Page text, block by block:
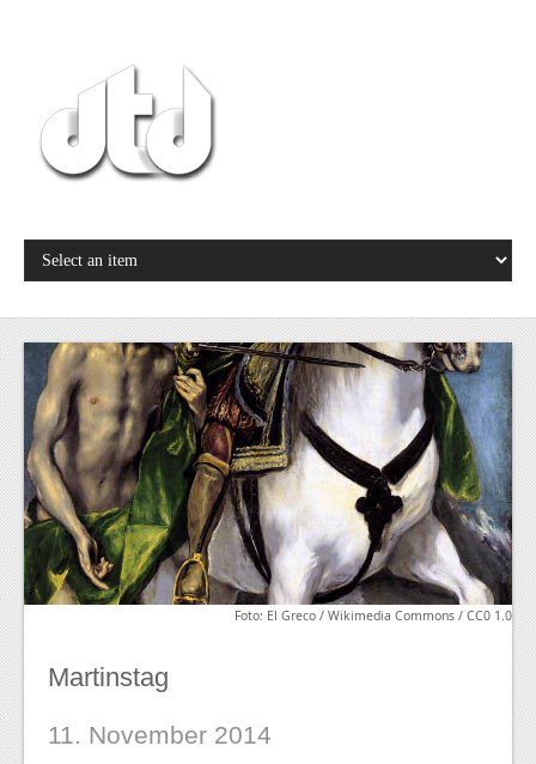
Foto: El Greco / Wikimedia Commons / CC0 1.0
Martinstag
11. November 2014